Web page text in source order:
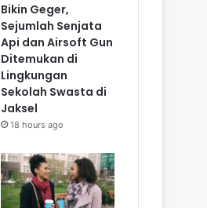
Bikin Geger,
Sejumlah Senjata
Api dan Airsoft Gun
Ditemukan di
Lingkungan
Sekolah Swasta di
Jaksel
18 hours ago